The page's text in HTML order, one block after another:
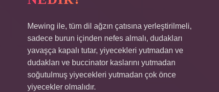
Mewing ile, tüm dil ağzın çatısına yerleştirilmeli,
sadece burun içinden nefes almalı, dudakları
yavaşça kapalı tutar, yiyecekleri yutmadan ve
dudakları ve buccinator kaslarını yutmadan
soğutulmuş yiyecekleri yutmadan çok önce
yiyecekler olmalıdır.